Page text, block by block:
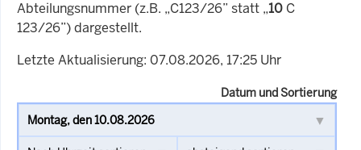
Abteilungsnummer (z.B. „C123/26” statt „10 C
123/26”) dargestellt.
Letzte Aktualisierung: 07.08.2026, 17:25 Uhr
Datum und Sortierung